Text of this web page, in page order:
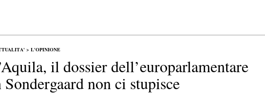
> L'OPINIONE
il dossier dell’europarlamentare
Sondergaard non ci stupisce